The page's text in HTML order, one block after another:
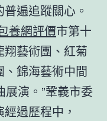
遍追蹤關心。
養網評價市第十
藝術團、紅菊
錦海藝術中間
演。”鞏義市委
過歷程中，